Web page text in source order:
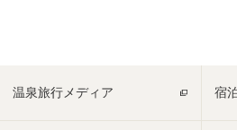
温泉旅行メディア 宿